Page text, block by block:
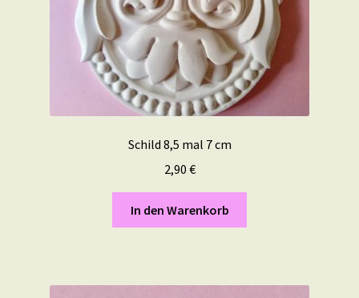
Schild 8,5 mal 7 cm
2,90 €
In den Warenkorb